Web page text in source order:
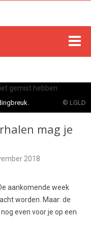
© LGLD
mag je
2018
aankomende week
worden. Maar: de
even voor je op een